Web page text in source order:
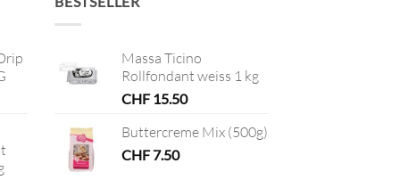
Massa Ticino
Rollfondant weiss 1 kg
CHF15.50
Buttercreme Mix (500g)
CHF7.50